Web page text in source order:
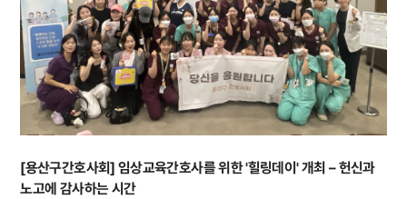
[용산구간호사회] 임상교육간호사를 위한 '힐링데이' 개최 – 헌신과
노고에 감사하는 시간